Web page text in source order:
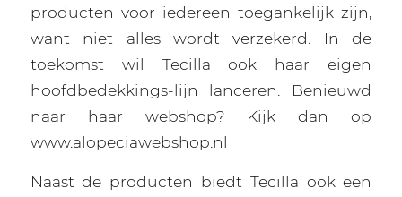
producten voor iedereen toegankelijk zijn,
want niet alles wordt verzekerd. In de
toekomst wil Tecilla ook haar eigen
hoofdbedekkings-lijn lanceren. Benieuwd
naar haar webshop? Kijk dan op
www.alopeciawebshop.nl
Naast de producten biedt Tecilla ook een